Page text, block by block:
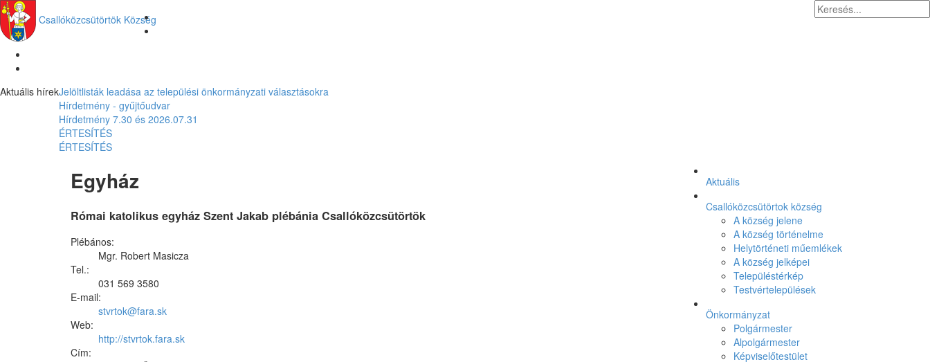
Csallóközcsütörtök Község
Aktuális hírekJelöltlisták leadása az települési önkormányzati választásokra
Hírdetmény - gyűjtőudvar
Hírdetmény 7.30 és 2026.07.31
ÉRTESÍTÉS
ÉRTESÍTÉS
Egyház
Római katolikus egyház Szent Jakab plébánia Csallóközcsütörtök
Plébános:
Mgr. Robert Masicza
Tel.:
031 569 3580
E-mail:
stvrtok@fara.sk
Web:
http://stvrtok.fara.sk
Cím:
Aktuális
Csallóközcsütörtok község
A község jelene
A község történelme
Helytörténeti műemlékek
A község jelképei
Településtérkép
Testvértelepülések
Önkormányzat
Polgármester
Alpolgármester
Képviselőtestület